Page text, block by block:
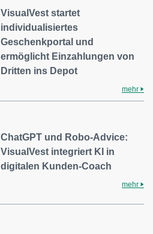
VisualVest startet
individualisiertes
Geschenkportal und
ermöglicht Einzahlungen von
Dritten ins Depot
mehr
ChatGPT und Robo-Advice:
VisualVest integriert KI in
digitalen Kunden-Coach
mehr